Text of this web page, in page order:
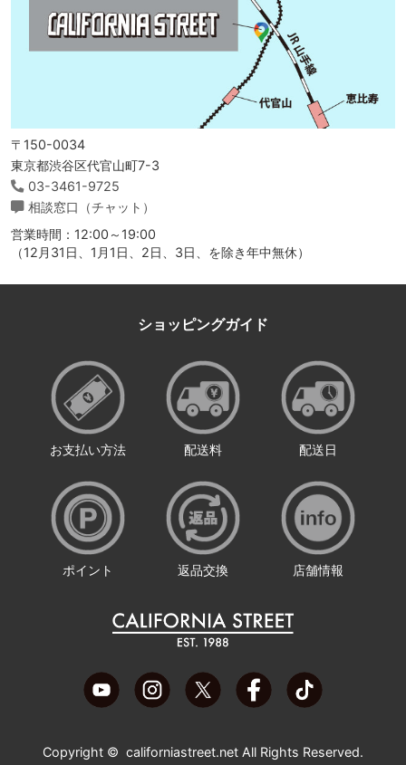
〒150-0034
東京都渋谷区代官山町7-3
03-3461-9725
相談窓口（チャット）
営業時間：12:00～19:00
（12月31日、1月1日、2日、3日、を除き年中無休）
ショッピングガイド
お支払い方法 配送料 配送日
ポイント 返品交換 店舗情報
Copyright © californiastreet.net All Rights Reserved.